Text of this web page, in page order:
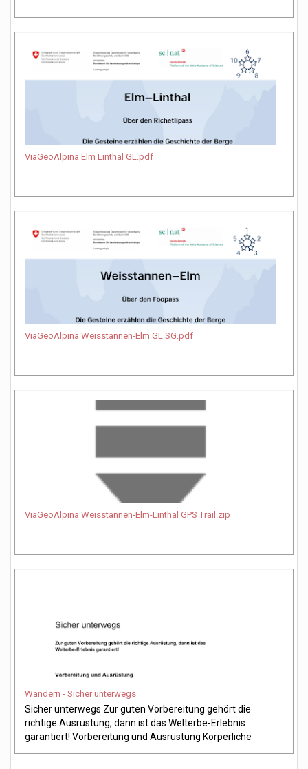
ViaGeoAlpina Elm Linthal GL.pdf
ViaGeoAlpina Weisstannen-Elm GL SG.pdf
ViaGeoAlpina Weisstannen-Elm-Linthal GPS Trail.zip
Wandern - Sicher unterwegs
Sicher unterwegs Zur guten Vorbereitung gehört die
richtige Ausrüstung, dann ist das Welterbe-Erlebnis
garantiert! Vorbereitung und Ausrüstung Körperliche